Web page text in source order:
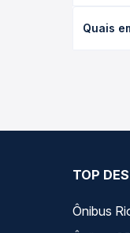
a
Quais
TOP
Ônibus